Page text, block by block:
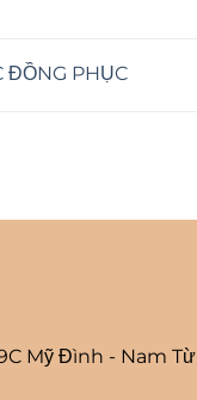
ĐỒNG PHỤC
Mỹ Đình - Nam Từ